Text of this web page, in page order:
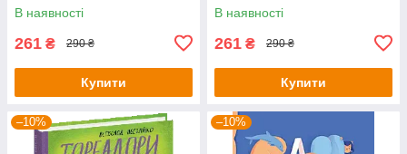
В наявності
261 ₴ 290 ₴
Купити
В наявності
261 ₴ 290 ₴
Купити
–10% –10%